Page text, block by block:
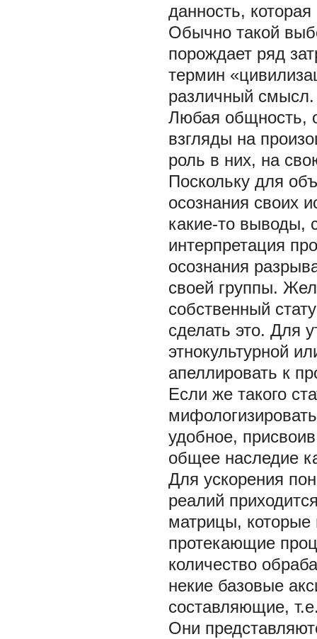
данность,
Обычно такой
порождает ряд
термин
различный смысл.
Любая общность,
взгляды на
роль в них, на
Поскольку для
осознания своих
какие-то выводы,
интерпретация
осознания
своей группы.
собственный
сделать это. Для
этнокультурной
апеллировать к
Если же такого
удобное,
общее наследие
Для ускорения
реалий
матрицы,
протекающие
количество
некие базовые
составляющие,
Они